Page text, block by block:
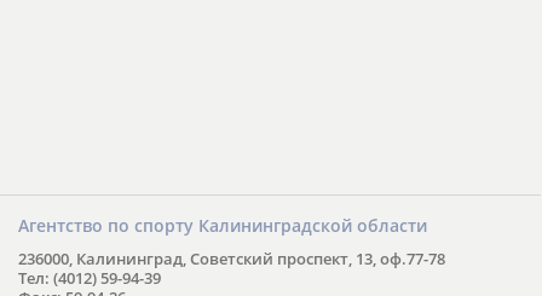
Агентство по спорту Калининградской области
236000, Калининград, Советский проспект, 13, оф.77-78
Тел: (4012) 59-94-39